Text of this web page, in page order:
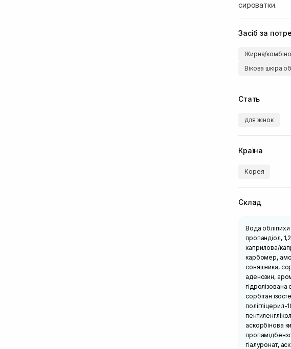
сироватки.
Засіб за
Жирна/
Вікова шкіра
Стать
для жінок
Країна
Корея
Склад
Вода обліпихи
пропандіол,
каприлова/
карбомер,
соняшника,
аденозин,
сорбітан
полігліцерил-
аскорбінова
гіалуронат,